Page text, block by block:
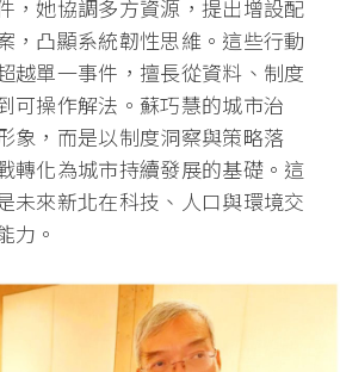
，她協調多方資源，提出增設配
，凸顯系統韌性思維。 這些行動
越單一事件，擅長從資料、 制度
可操作解法。蘇巧慧的城市治
象，而是以制度洞察與策略落
轉化為城市持續發展的基礎。這
未來新北在科技、人口與環境交
力。